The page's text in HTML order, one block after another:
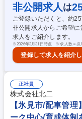
要とする材料を拾い出し
メント業務 募集職種 【氷見市/CADオペレーター（主任）】転勤無し/即戦
力採用★関連会社5社保有
非公開求人 は
ご登録いただくと、約25
非公開求人からご希望に
求人をご紹介します。
※2026年3月31日時点 ※求人数＝採
登録して求人を紹介
正社員
株式会社北二
【氷見市/配車管
ーク中心/育成体制